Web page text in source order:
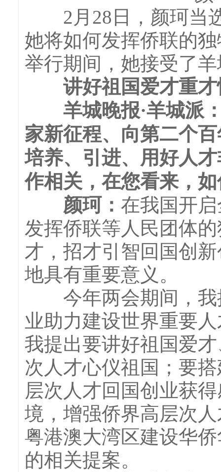
2月28日，颜珂当选
她将如何发挥侨联的
举行期间，她接受了
讲好祖国爱才重才
羊城晚报·羊城派：
家新征程、向第二个
培养、引进、用好人
作相关，在您看来，
颜珂： 在我国开
发挥侨联等人民团体
才，招才引智回国创
地具有重要意义。
今年两会期间，我
业助力建设世界重要
我提出要讲好祖国爱
次人才心仪祖国；要
层次人才回国创业获
境，增强侨界高层次
粤港澳大湾区建设华
的相关提案。